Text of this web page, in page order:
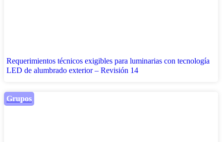
Requerimientos técnicos exigibles para luminarias con tecnología
LED de alumbrado exterior – Revisión 14
Grupos